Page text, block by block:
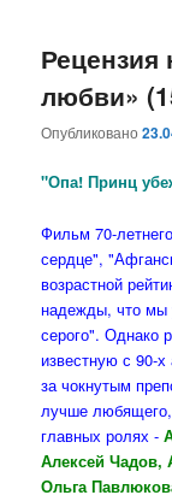
любви»
Опубликовано
"Опа! Принц
Фильм 70-
сердце",
возрастной
надежды, что мы
серого". Однако
известную с 90-
за чокнутым
лучше
главных ролях -
Алексей
Ольга